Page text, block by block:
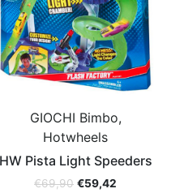
GIOCHI Bimbo,
Hotwheels
HW Pista Light Speeders
€69,90 €59,42